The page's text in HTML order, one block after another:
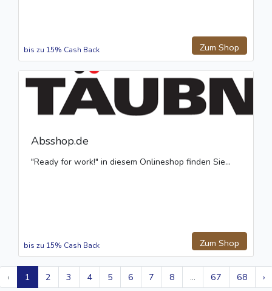
Zum Shop
bis zu 15% Cash Back
Absshop.de
"Ready for work!" in diesem Onlineshop finden Sie...
Zum Shop
bis zu 15% Cash Back
‹ 1 2 3 4 5 6 7 8 ... 67 68 ›